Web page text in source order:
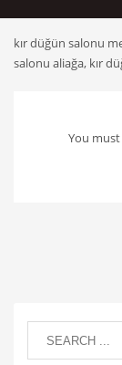
kır düğün salonu
salonu aliağa, kır
You